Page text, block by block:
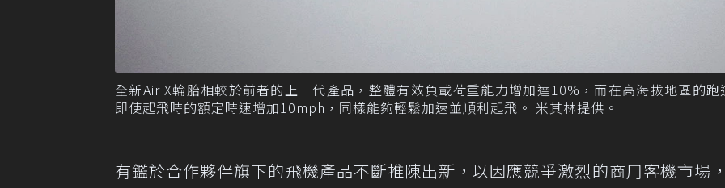
全新Air X輪胎相較於前者的上一代產品，整體有效負載荷重能力增加達10%，而在高海拔地區的跑
即使起飛時的額定時速增加10mph，同樣能夠輕鬆加速並順利起飛​。 米其林提供。
有鑑於合作夥伴旗下的飛機產品不斷推陳出新，以因應競爭激烈的商用客機市場